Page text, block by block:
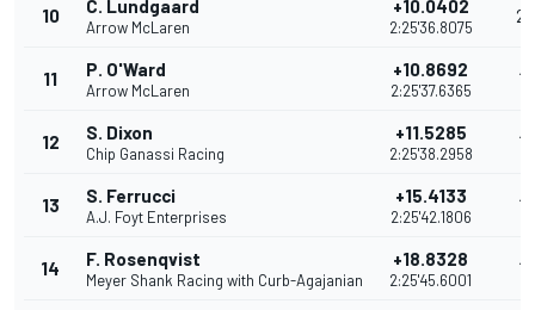
10 C. Lundgaard
Arrow McLaren
+10.0402
2:25'36.8075
20
11 P. O'Ward
Arrow McLaren
+10.8692
2:25'37.6365
19
12 S. Dixon
Chip Ganassi Racing
+11.5285
2:25'38.2958
19
13 S. Ferrucci
A.J. Foyt Enterprises
+15.4133
2:25'42.1806
17
14 F. Rosenqvist
Meyer Shank Racing with Curb-Agajanian
+18.8328
2:25'45.6001
16